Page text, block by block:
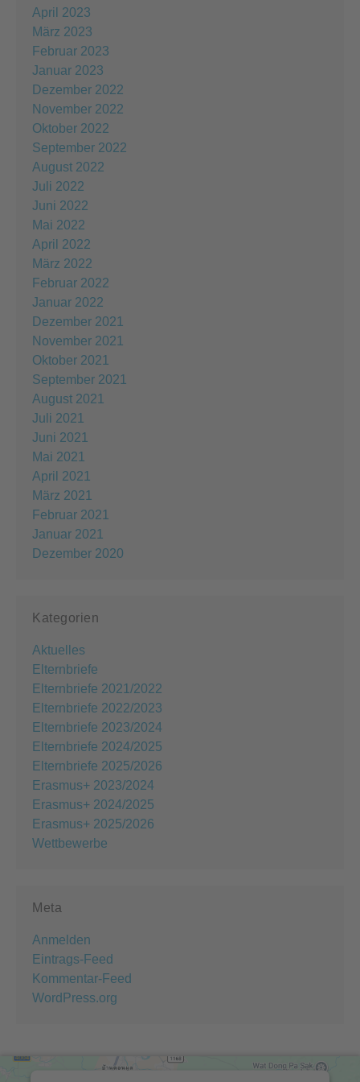
April 2023
März 2023
Februar 2023
Januar 2023
Dezember 2022
November 2022
Oktober 2022
September 2022
August 2022
Juli 2022
Juni 2022
Mai 2022
April 2022
März 2022
Februar 2022
Januar 2022
Dezember 2021
November 2021
Oktober 2021
September 2021
August 2021
Juli 2021
Juni 2021
Mai 2021
April 2021
März 2021
Februar 2021
Januar 2021
Dezember 2020
Kategorien
Aktuelles
Elternbriefe
Elternbriefe 2021/2022
Elternbriefe 2022/2023
Elternbriefe 2023/2024
Elternbriefe 2024/2025
Elternbriefe 2025/2026
Erasmus+ 2023/2024
Erasmus+ 2024/2025
Erasmus+ 2025/2026
Wettbewerbe
Meta
Anmelden
Eintrags-Feed
Kommentar-Feed
WordPress.org